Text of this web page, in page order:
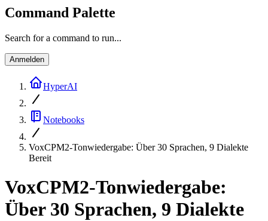
Command Palette
Search for a command to run...
Anmelden
HyperAI
Notebooks
VoxCPM2-Tonwiedergabe: Über 30 Sprachen, 9 Dialekte
Bereit
VoxCPM2-Tonwiedergabe:
Über 30 Sprachen, 9 Dialekte